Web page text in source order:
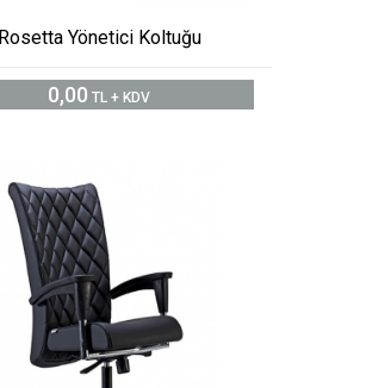
Rosetta Yönetici Koltuğu
0,00 TL + KDV